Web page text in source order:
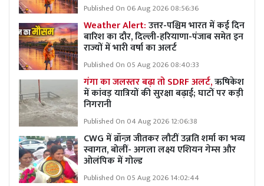
Published On 06 Aug 2026 08:56:36
Weather Alert:उत्तर-पश्चिम भारत में कई दिन
बारिश का दौर, दिल्ली-हरियाणा-पंजाब समेत इन
राज्यों में भारी वर्षा का अलर्ट
Published On 05 Aug 2026 08:40:33
गंगा का जलस्तर बढ़ा तो SDRF अलर्ट,ऋषिकेश
में कांवड़ यात्रियों की सुरक्षा बढ़ाई; घाटों पर कड़ी
निगरानी
Published On 04 Aug 2026 12:06:38
CWG में ब्रॉन्ज़ जीतकर लौटीं उन्नति शर्मा का भव्य
स्वागत, बोलीं- अगला लक्ष्य एशियन गेम्स और
ओलंपिक में गोल्ड
Published On 05 Aug 2026 14:02:44